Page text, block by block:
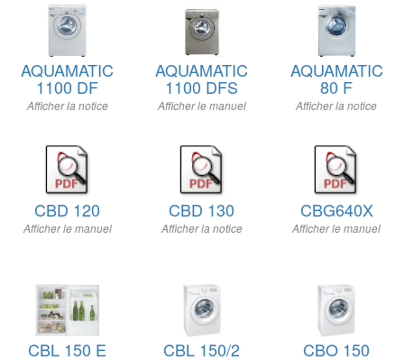
AQUAMATIC
1100 DF
Afficher la notice
AQUAMATIC
1100 DFS
Afficher le manuel
AQUAMATIC
80 F
Afficher la notice
CBD 120
Afficher le manuel
CBD 130
Afficher la notice
CBG640X
Afficher le manuel
CBL 150 E CBL 150/2 CBO 150